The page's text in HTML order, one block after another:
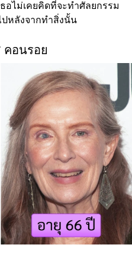
ธอไม่เคยคิดที่จะทำศัลยกรรม
ปหลังจากทำสิ่งนั้น
คอนรอย